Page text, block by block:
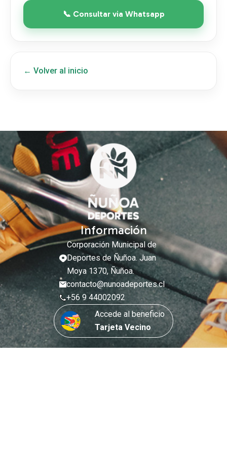
📞 Consultar via Whatsapp
← Volver al inicio
Información
Corporación Municipal de
Deportes de Ñuñoa. Juan
Moya 1370, Ñuñoa.
contacto@nunoadeportes.cl
+56 9 44002092
Accede al beneficio
Tarjeta Vecino